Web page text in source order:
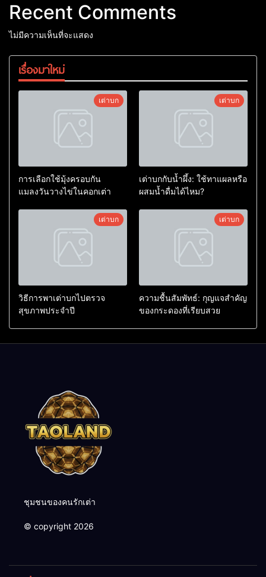
Recent Comments
ไม่มีความเห็นที่จะแสดง
เรื่องมาใหม่
เต่าบก
การเลือกใช้มุ้งครอบกัน
แมลงวันวางไข่ในคอกเต่า
เต่าบก
เต่าบกกับน้ำผึ้ง: ใช้ทาแผลหรือ
ผสมน้ำดื่มได้ไหม?
เต่าบก
วิธีการพาเต่าบกไปตรวจ
สุขภาพประจำปี
เต่าบก
ความชื้นสัมพัทธ์: กุญแจสำคัญ
ของกระดองที่เรียบสวย
ชุมชนของคนรักเต่า
© copyright 2026